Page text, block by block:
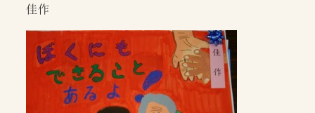
佳作